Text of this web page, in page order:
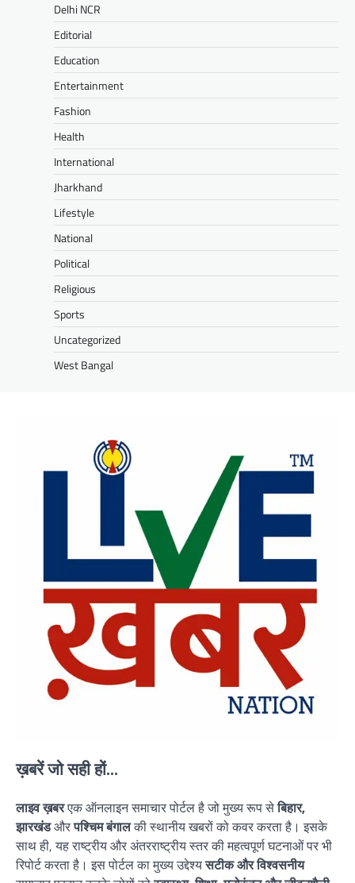
Delhi NCR
Editorial
Education
Entertainment
Fashion
Health
International
Jharkhand
Lifestyle
National
Political
Religious
Sports
Uncategorized
West Bangal
ख़बरें जो सही हों...
लाइव ख़बरएक ऑनलाइन समाचार पोर्टल है जो मुख्य रूप सेबिहार,
झारखंडऔरपश्चिम बंगालकी स्थानीय खबरों को कवर करता है। इसके
साथ ही, यह राष्ट्रीय और अंतरराष्ट्रीय स्तर की महत्वपूर्ण घटनाओं पर भी
रिपोर्ट करता है। इस पोर्टल का मुख्य उद्देश्यसटीक और विश्वसनीय